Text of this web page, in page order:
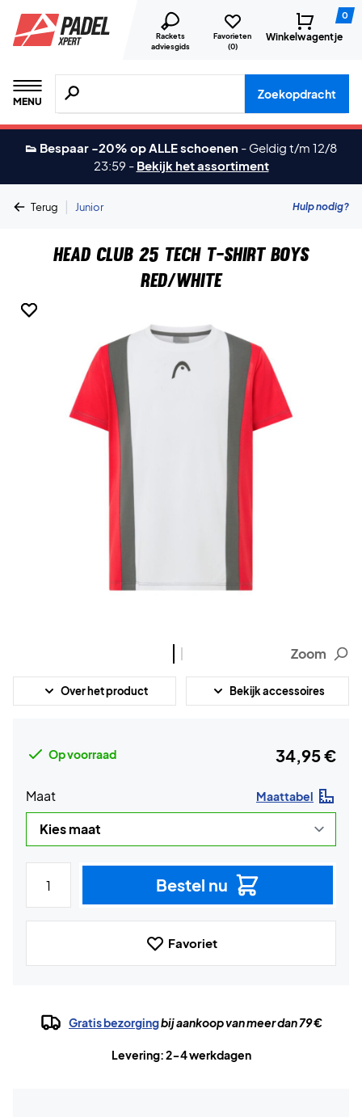
Rackets
adviesgids
Favorieten
(0)
0
Winkelwagentje
MENU
Zoeken naar producten, merken etc.
Zoekopdracht
👟 Bespaar -20% op ALLE schoenen - Geldig t/m 12/8
23:59 - Bekijk het assortiment
Terug | Junior Hulp nodig?
Head Club 25 Tech T-shirt Boys
Red/White
Zoom
Over het product Bekijk accessoires
Op voorraad 34,95 €
Maat Maattabel
Bestel nu
Favoriet
Gratis bezorgingbij aankoop van meer dan 79 €
Levering: 2-4 werkdagen